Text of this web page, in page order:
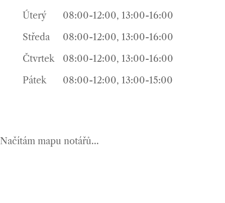
Úterý
08:00-12:00, 13:00-16:00
Středa
08:00-12:00, 13:00-16:00
Čtvrtek
08:00-12:00, 13:00-16:00
Pátek
08:00-12:00, 13:00-15:00
Načítám mapu notářů...